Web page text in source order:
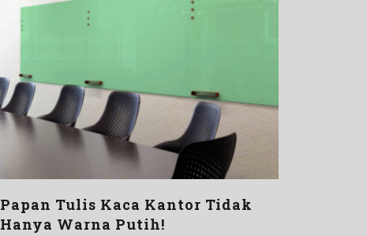
Papan Tulis Kaca Kantor Tidak
Hanya Warna Putih!